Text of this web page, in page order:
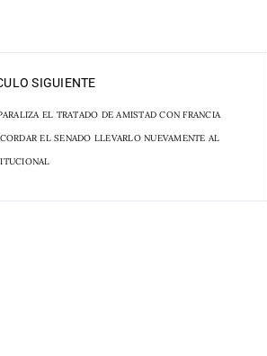
SIGUIENTE
EL TRATADO DE AMISTAD CON FRANCIA
EL SENADO LLEVARLO NUEVAMENTE AL